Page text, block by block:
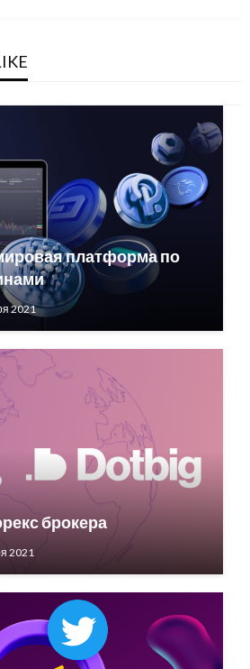
платформа по
2021
брокера
2021